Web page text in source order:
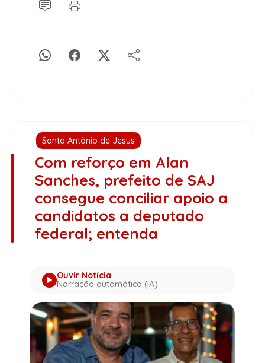
Santo Antônio de Jesus
Com reforço em Alan
Sanches, prefeito de SAJ
consegue conciliar apoio a
candidatos a deputado
federal; entenda
Ouvir Notícia
Narração automática (IA)